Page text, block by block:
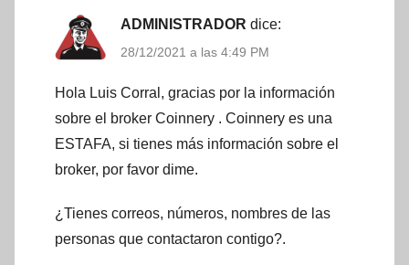
ADMINISTRADOR dice:
28/12/2021 a las 4:49 PM
Hola Luis Corral, gracias por la información
sobre el broker Coinnery . Coinnery es una
ESTAFA, si tienes más información sobre el
broker, por favor dime.
¿Tienes correos, números, nombres de las
personas que contactaron contigo?.